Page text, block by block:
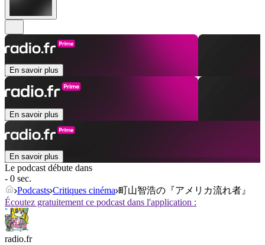
En savoir plus
En savoir plus
En savoir plus
Le podcast débute dans
- 0 sec.
Podcasts Critiques cinéma 町山智浩の『アメリカ流れ者』
Écoutez gratuitement ce podcast dans l'application :
radio.fr